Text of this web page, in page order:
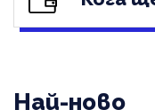
Най-ново